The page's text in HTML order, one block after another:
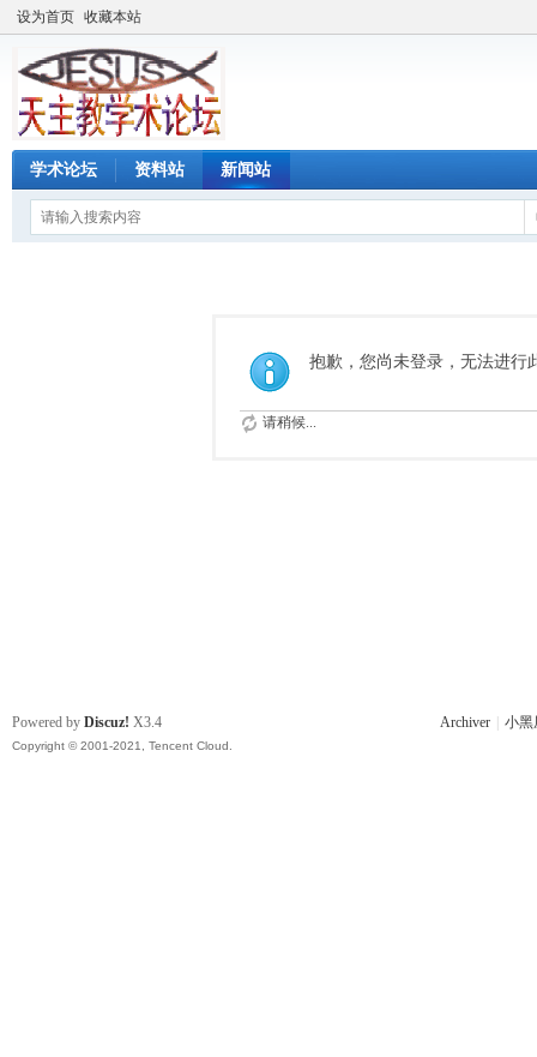
设为首页 收藏本站
学术论坛 资料站 新闻站
抱歉，您尚未登录，无法进行
请稍候...
Archiver 小黑
Powered by Discuz! X3.4
Copyright © 2001-2021, Tencent Cloud.